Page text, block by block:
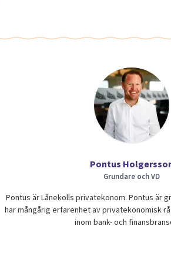
Pontus
Grundare och VD
Pontus är Lånekolls privatekonom. Pontus är
har mångårig erfarenhet av privatekonomisk
inom bank- och